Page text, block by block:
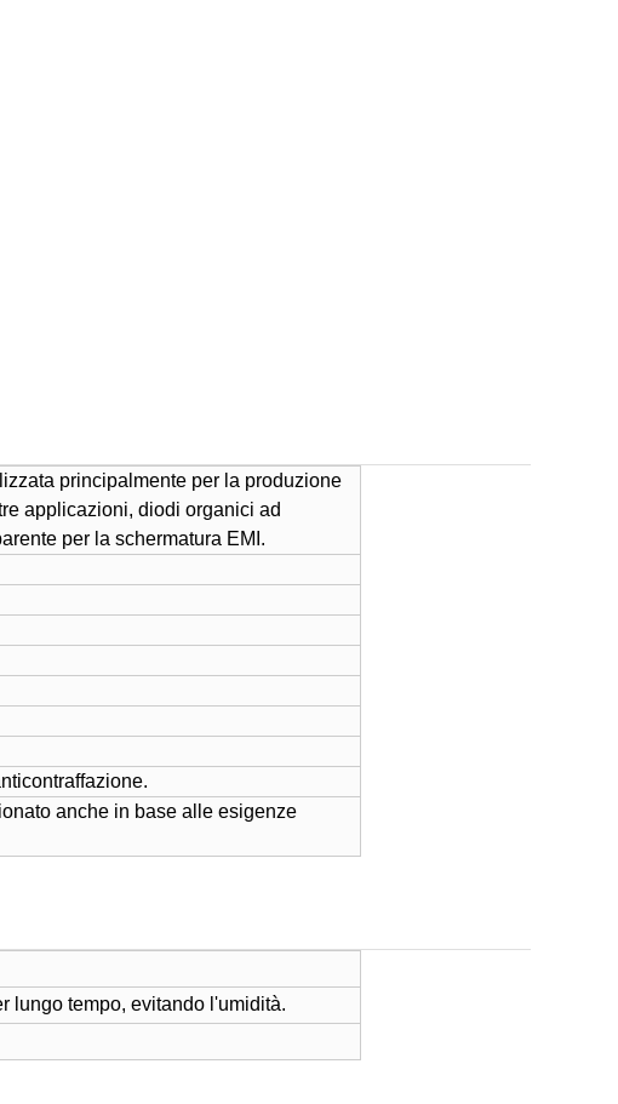
principalmente per la produzione
applicazioni, diodi organici ad
per la schermatura EMI.
anche in base alle esigenze
lungo tempo, evitando l'umidità.